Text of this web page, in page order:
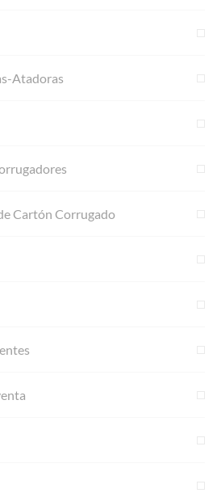
Atadoras
Cartón Corrugado